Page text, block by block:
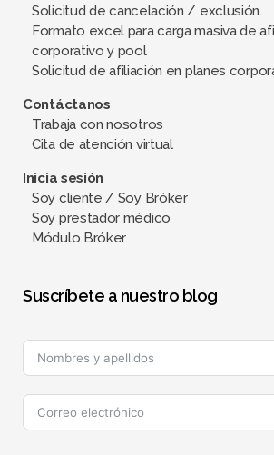
Solicitud de cancelación / exclusión.
Formato excel para carga masiva de
corporativo y pool
Solicitud de afiliación en planes
Contáctanos
Trabaja con nosotros
Cita de atención virtual
Inicia sesión
Soy cliente / Soy Bróker
Soy prestador médico
Módulo Bróker
Suscríbete a nuestro blog